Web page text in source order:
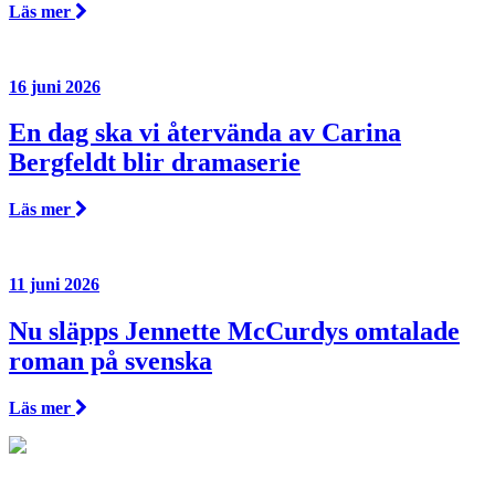
Läs mer
16 juni 2026
En dag ska vi återvända av Carina
Bergfeldt blir dramaserie
Läs mer
11 juni 2026
Nu släpps Jennette McCurdys omtalade
roman på svenska
Läs mer